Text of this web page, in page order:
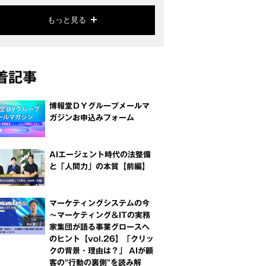
もっと見る
記事
博報堂ＤＹグループメールマ
ガジンお申込みフォーム
AIエージェント時代の法整備
と「人間力」の本質【前編】
マーケティングシステムの今
～マーケティング＆ITの実務
家集団が語る事業グロースへ
のヒント【vol.26】「クリッ
クの背景・理由は？」 AIが顧
客の"行動の裏側"を読み解